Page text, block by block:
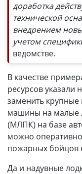
доработка
технической
внедрением
учетом
ведомстве.
В качестве
ресурсов указали
заменить
машины на малые
(МЛПК) на базе
можно
пожарных бойцов
Да и надувные